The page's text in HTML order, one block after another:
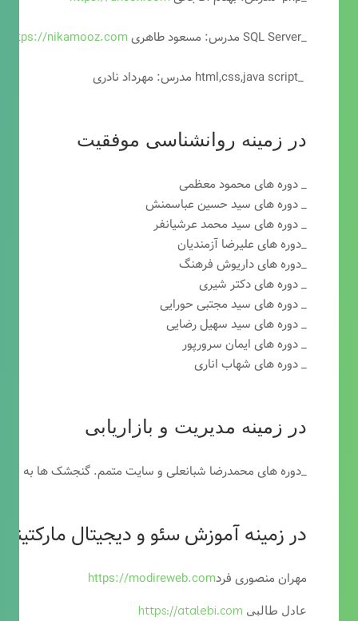
_SQL Server مدرس: مسعود طاهری
https://nikamooz.com
_html,css,java script مدرس: مهرداد نادری
در زمینه روانشناسی موفقیت
_ دوره های محمود معظمی
_ دوره های سید حسین عباسمنش
_ دوره های سید محمد عرشیانفر
_دوره های علیرضا آزمندیان
_دوره های داریوش فرهنگ
_ دوره های دکتر شیری
_ دوره های سید مجتبی حورایی
_ دوره های سید سهیل رضایی
_ دوره های ایمان سرورپور
_ دوره های شهاب اناری
در زمینه مدیریت و بازاریابی
_دوره های محمدرضا شبانعلی و سایت متمم. گنجشک ها به
در زمینه آموزش سئو و دیجیتال
مهران منصوری فردhttps://modireweb.com
عادل طالبی https://atalebi.com